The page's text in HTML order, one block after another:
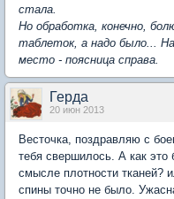
стала.
Но обработка, конечно,
таблеток, а надо было...
место - поясница справа.
Герда
20 июн 2013
Весточка, поздравляю с
тебя свершилось. А как
смысле плотности тканей?
спины точно не было.